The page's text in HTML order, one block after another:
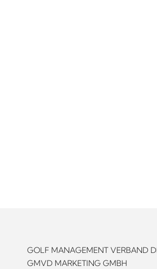
GOLF MANAGEMENT VERBAND
GMVD MARKETING GMBH